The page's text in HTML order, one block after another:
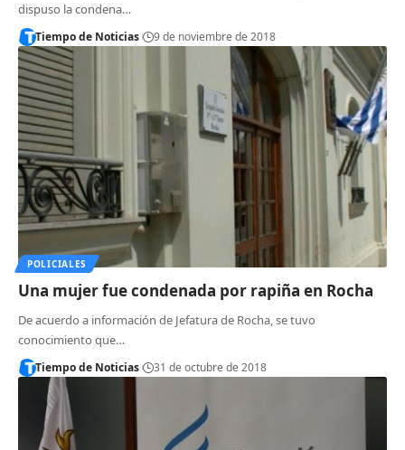
dispuso la condena…
Tiempo de Noticias 9 de noviembre de 2018
POLICIALES
Una mujer fue condenada por rapiña en Rocha
De acuerdo a información de Jefatura de Rocha, se tuvo
conocimiento que…
Tiempo de Noticias 31 de octubre de 2018